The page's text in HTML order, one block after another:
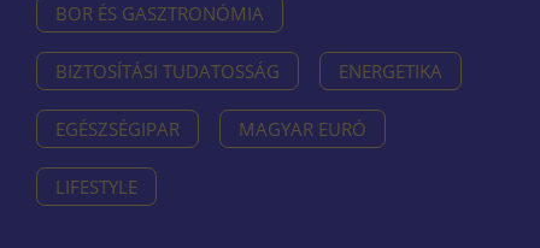
BOR ÉS GASZTRONÓMIA
BIZTOSÍTÁSI TUDATOSSÁG ENERGETIKA
EGÉSZSÉGIPAR MAGYAR EURÓ
LIFESTYLE